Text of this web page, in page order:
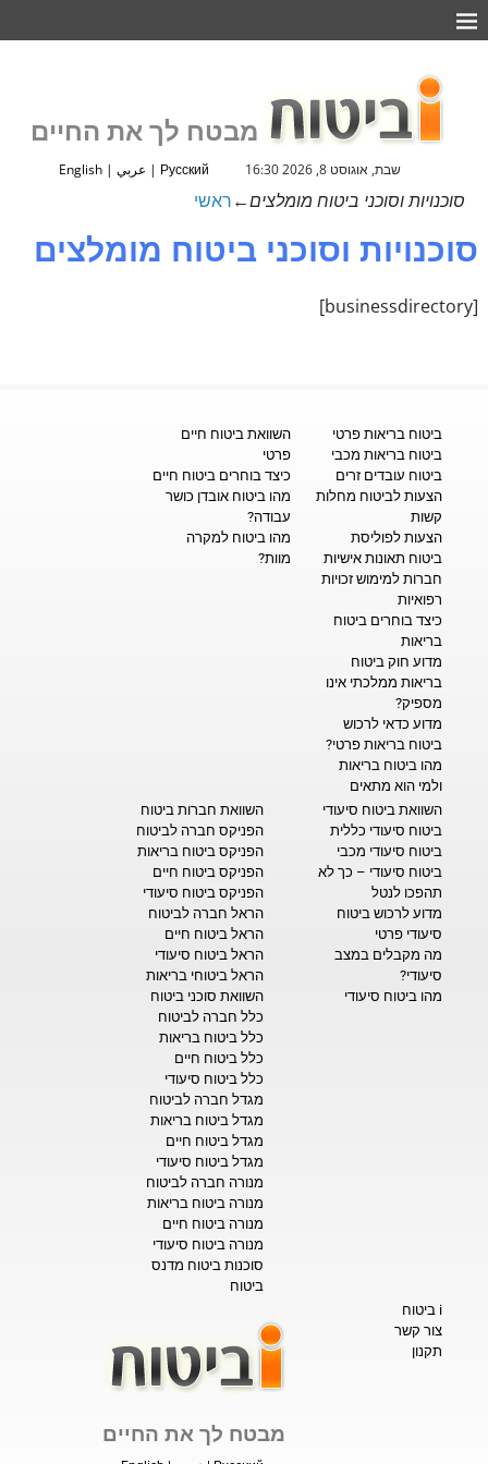
מבטח לך את החיים
Русский
| عربي |
English שבת, אוגוסט 8, 2026 16:30
סוכנויות וסוכני ביטוח מומלצים←ראשי
סוכנויות וסוכני ביטוח מומלצים
[businessdirectory]
ביטוח בריאות פרטי
ביטוח בריאות מכבי
ביטוח עובדים זרים
הצעות לביטוח מחלות
קשות
הצעות לפוליסת
ביטוח תאונות אישיות
חברות למימוש זכויות
רפואיות
כיצד בוחרים ביטוח
בריאות
מדוע חוק ביטוח
בריאות ממלכתי אינו
מספיק?
מדוע כדאי לרכוש
ביטוח בריאות פרטי?
מהו ביטוח בריאות
ולמי הוא מתאים
השוואת ביטוח חיים
פרטי
כיצד בוחרים ביטוח חיים
מהו ביטוח אובדן כושר
עבודה?
מהו ביטוח למקרה
מוות?
השוואת ביטוח סיעודי
ביטוח סיעודי כללית
ביטוח סיעודי מכבי
ביטוח סיעודי – כך לא
תהפכו לנטל
מדוע לרכוש ביטוח
סיעודי פרטי
מה מקבלים במצב
סיעודי?
מהו ביטוח סיעודי
השוואת חברות ביטוח
הפניקס חברה לביטוח
הפניקס ביטוח בריאות
הפניקס ביטוח חיים
הפניקס ביטוח סיעודי
הראל חברה לביטוח
הראל ביטוח חיים
הראל ביטוח סיעודי
הראל ביטוחי בריאות
השוואת סוכני ביטוח
כלל חברה לביטוח
כלל ביטוח בריאות
כלל ביטוח חיים
כלל ביטוח סיעודי
מגדל חברה לביטוח
מגדל ביטוח בריאות
מגדל ביטוח חיים
מגדל ביטוח סיעודי
מנורה חברה לביטוח
מנורה ביטוח בריאות
מנורה ביטוח חיים
מנורה ביטוח סיעודי
סוכנות ביטוח מדנס
ביטוח
i ביטוח
צור קשר
תקנון
מבטח לך את החיים